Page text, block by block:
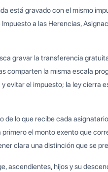
está gravado con el mismo
a las Herencias,
gravar la transferencia
comparten la misma escala
evitar el impuesto; la ley cierra
de lo que recibe cada
primero el monto exento que
clara una distinción que se
ascendientes, hijos y su